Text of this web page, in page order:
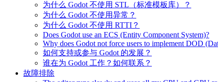
为什么 Godot 不使用 STL（标准模板库）？
为什么 Godot 不使用异常？
为什么 Godot 不使用 RTTI？
Does Godot use an ECS (Entity Component System)?
Why does Godot not force users to implement DOD
如何支持或参与 Godot 的发展？
谁在为 Godot 工作？如何联系？
故障排除